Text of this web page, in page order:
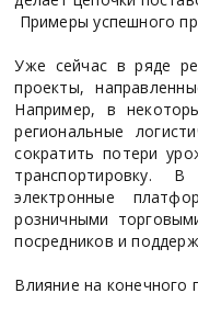
Примеры успешного
Уже сейчас в ряде
проекты,
Например, в
региональные
сократить потери
транспортировку.
электронные
розничными
посредников и
Влияние на конечного